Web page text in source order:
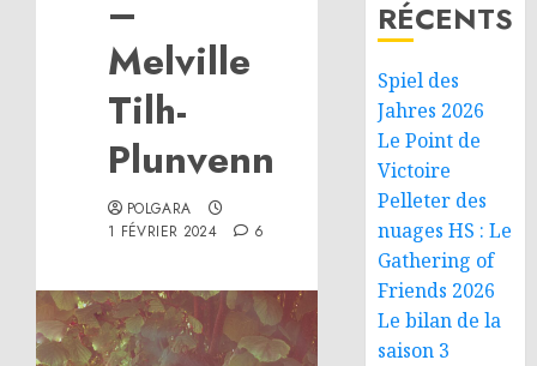
–
Melville
Tilh-
Plunvenn
POLGARA
1 FÉVRIER 2024
6
RÉCENTS
Spiel des
Jahres 2026
Le Point de
Victoire
Pelleter des
nuages HS : Le
Gathering of
Friends 2026
Le bilan de la
saison 3